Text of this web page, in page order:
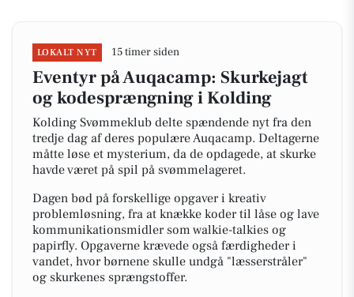
LOKALT NYT 15 timer siden
Eventyr på Auqacamp: Skurkejagt
og kodesprængning i Kolding
Kolding Svømmeklub delte spændende nyt fra den
tredje dag af deres populære Auqacamp. Deltagerne
måtte løse et mysterium, da de opdagede, at skurke
havde været på spil på svømmelageret.
Dagen bød på forskellige opgaver i kreativ
problemløsning, fra at knække koder til låse og lave
kommunikationsmidler som walkie-talkies og
papirfly. Opgaverne krævede også færdigheder i
vandet, hvor børnene skulle undgå "læsserstråler"
og skurkenes sprængstoffer.